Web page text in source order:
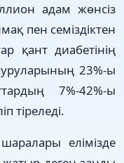
адам жөнсіз
пен семіздіктен
қант диабетінің
23%-ы
7%-42%-ы
тіреледі.
елімізде